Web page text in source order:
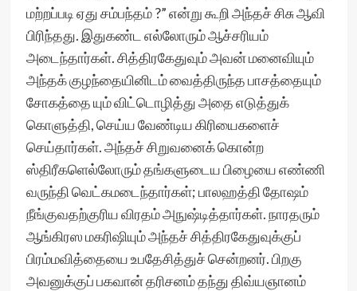
மற்றப்படி ஏது சம்பந்தம் ?” என்று கூறி அந்தச் சிசு ஆவி
பிரிந்தது. இதுகண்ட எல்லோரும் ஆச்சரியம்
அடைந்தார்கள். சித்திரகேதுவும் அவன் மனைவியும்
அந்தக் குழந்தையினிடம் வைத்திருந்த பாசத்தையும்
சோகத்தை யும் விட்டொழித்து அதை எடுத்துக்
கொளுத்தி, செய்ய வேண்டிய கிரியைகளைச்
செய்தார்கள். அந்தச் சிறுவனைக் கொன்ற
ஸ்திரீகளெல்லோரும் தங்களுடைய பிழையை எண்ணி
வருந்தி வெட்கமடைந்தார்கள்; பாலஹத்தி தோஷம்
நீங்குவதற்குரிய விரதம் அநுஷ்டித்தார்கள். நாரதரும்
ஆங்கிரஸ மகரிஷியும் அந்தச் சித்திரகேதுவுக்குப்
பிரம்மவித்தையை உபதேசித்துச் சென்றனர். பிறகு
அவனுக்குப் பகவான் தரிசனம் தந்து திவ்யஞானம்